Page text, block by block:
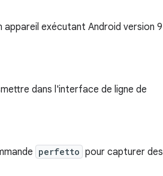
exécutant Android version 9
dans l'interface de ligne de
perfetto pour capturer des